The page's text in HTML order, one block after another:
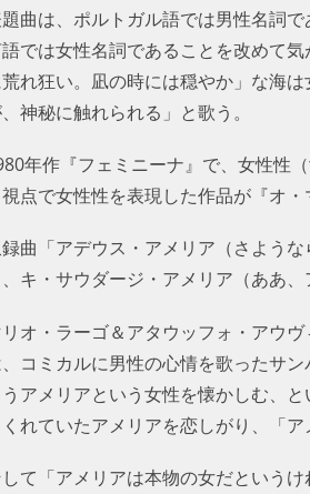
曲は、ポルトガル語では男性名詞で
は女性名詞であることを改めて気
狂い。凪の時には穏やか」な海は
に触れられる」と歌う。
年作『フェミニーナ』で、女性性
点で女性性を表現した作品が『オ
曲「アデウス・アメリア（さよう
キ・サウダージ・アメリア（ああ
オ・ラーゴ＆アタウッフォ・アウ
コミカルに男性の心情を歌ったサ
アメリアという女性を懐かしむ、
れていたアメリアを恋しがり、「
て「アメリアは本物の女だという